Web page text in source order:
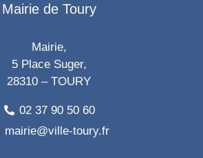
Mairie de Toury
Mairie,
5 Place Suger,
28310 – TOURY
02 37 90 50 60
mairie@ville-toury.fr